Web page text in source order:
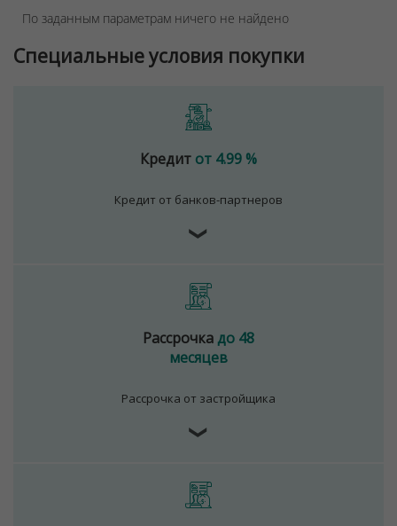
По заданным параметрам ничего не найдено
Специальные условия покупки
Кредит от 4.99 %
Кредит от банков-партнеров
❯
Рассрочкадо 48
месяцев
Рассрочка от застройщика
❯